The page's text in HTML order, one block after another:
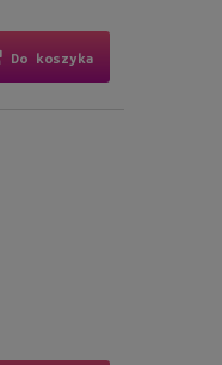
Do koszyka